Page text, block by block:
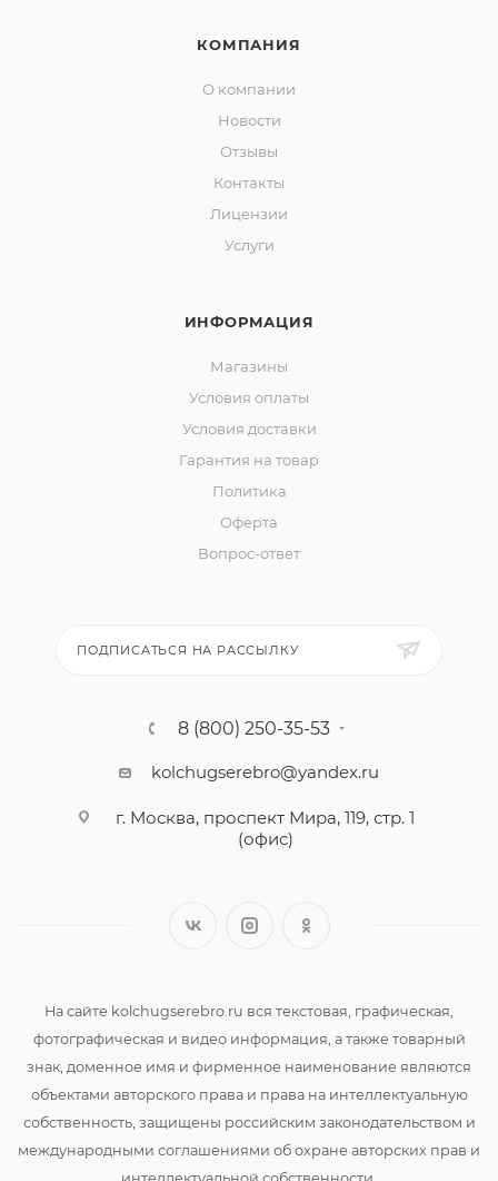
КОМПАНИЯ
О компании
Новости
Отзывы
Контакты
Лицензии
Услуги
ИНФОРМАЦИЯ
Магазины
Условия оплаты
Условия доставки
Гарантия на товар
Политика
Оферта
Вопрос-ответ
ПОДПИСАТЬСЯ НА РАССЫЛКУ
8 (800) 250-35-53
kolchugserebro@yandex.ru
г. Москва, проспект Мира, 119, стр. 1
(офис)
На сайте kolchugserebro.ru вся текстовая, графическая,
фотографическая и видео информация, а также товарный
знак, доменное имя и фирменное наименование являются
объектами авторского права и права на интеллектуальную
собственность, защищены российским законодательством и
международными соглашениями об охране авторских прав и